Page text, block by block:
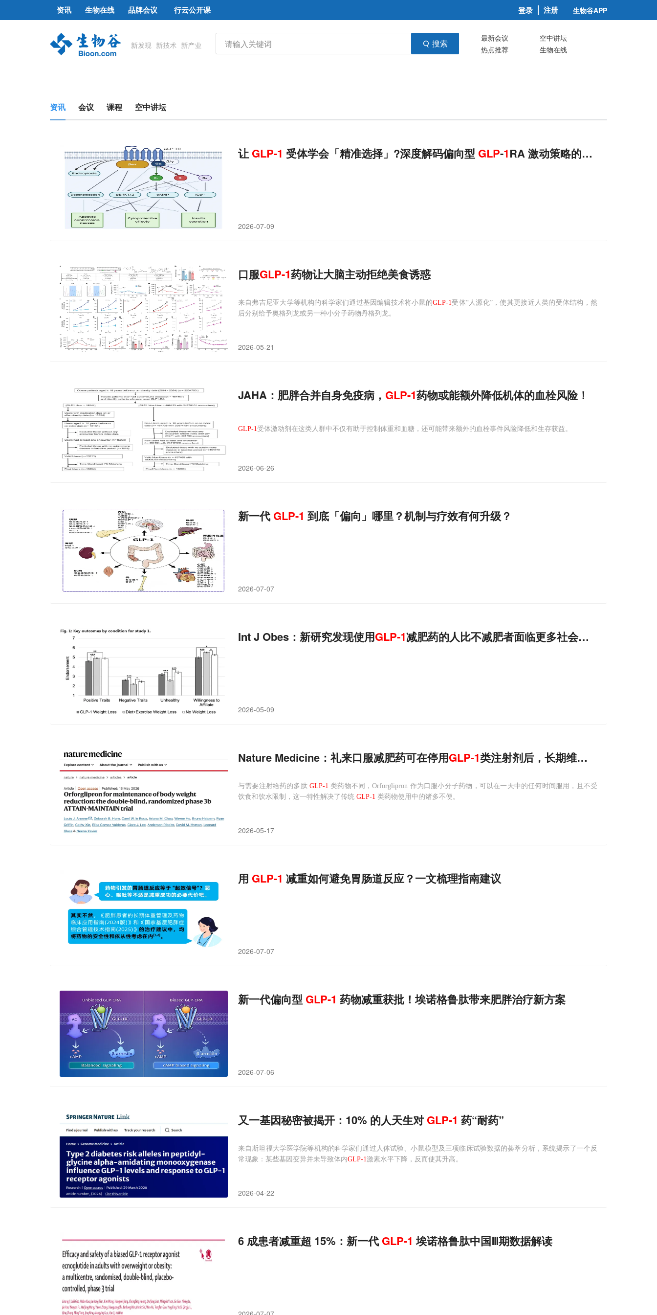
资讯 生物在线 品牌会议 行云公开课 登录 注册 生物谷APP
搜索 最新会议
空中讲坛
热点推荐
生物在线
资讯 会议 课程 空中讲坛
让GLP-1 受体学会「精准选择」?深度解码偏向型 GLP-1RA 激动策略的分子机制
2026-07-09
口服GLP-1药物让大脑主动拒绝美食诱惑
来自弗吉尼亚大学等机构的科学家们通过基因编辑技术将小鼠的GLP-1受体“人源化”，使其更接近人类的受体结构，然
后分别给予奥格列龙或另一种小分子药物丹格列龙。
2026-05-21
JAHA：肥胖合并自身免疫病， GLP-1药物或能额外降低机体的血栓风险！
GLP-1受体激动剂在这类人群中不仅有助于控制体重和血糖，还可能带来额外的血栓事件风险降低和生存获益。
2026-06-26
新一代 GLP-1 到底「偏向」哪里？机制与疗效有何升级？
2026-07-07
Int J Obes：新研究发现使用GLP-1减肥药的人比不减肥者面临更多社会偏见
2026-05-09
Nature Medicine：礼来口服减肥药可在停用GLP-1类注射剂后，长期维持减肥效果
与需要注射给药的多肽 GLP-1 类药物不同，Orforglipron 作为口服小分子药物，可以在一天中的任何时间服用，且不受
饮食和饮水限制，这一特性解决了传统 GLP-1 类药物使用中的诸多不便。
2026-05-17
用 GLP-1 减重如何避免胃肠道反应？一文梳理指南建议
2026-07-07
新一代偏向型 GLP-1 药物减重获批！埃诺格鲁肽带来肥胖治疗新方案
2026-07-06
又一基因秘密被揭开：10% 的人天生对 GLP-1 药“耐药”
来自斯坦福大学医学院等机构的科学家们通过人体试验、小鼠模型及三项临床试验数据的荟萃分析，系统揭示了一个反
常现象：某些基因变异并未导致体内GLP-1激素水平下降，反而使其升高。
2026-04-22
6 成患者减重超 15%：新一代 GLP-1 埃诺格鲁肽中国Ⅲ期数据解读